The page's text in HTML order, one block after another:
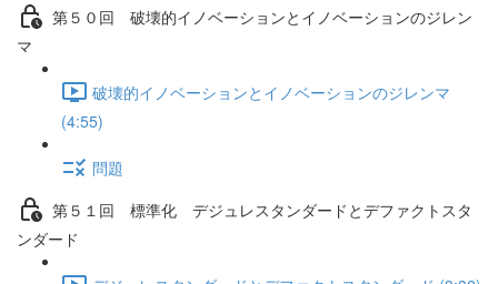
第５０回 破壊的イノベーションとイノベーションのジレン
マ
破壊的イノベーションとイノベーションのジレンマ
(4:55)
問題
第５１回 標準化 デジュレスタンダードとデファクトスタ
ンダード